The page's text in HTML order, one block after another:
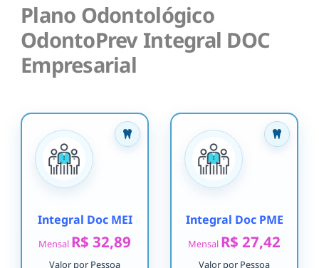
Plano Odontológico
OdontoPrev Integral DOC
Empresarial
Integral Doc MEI
Mensal R$ 32,89
Valor por Pessoa
Integral Doc PME
Mensal R$ 27,42
Valor por Pessoa